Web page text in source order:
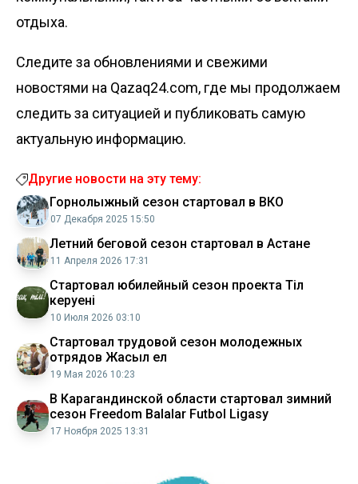
отдыха.
Следите за обновлениями и свежими
новостями на Qazaq24.com, где мы продолжаем
следить за ситуацией и публиковать самую
актуальную информацию.
Другие новости на эту тему:
Горнолыжный сезон стартовал в ВКО
07 Декабря 2025 15:50
Летний беговой сезон стартовал в Астане
11 Апреля 2026 17:31
Стартовал юбилейный сезон проекта Тіл
керуені
10 Июля 2026 03:10
Стартовал трудовой сезон молодежных
отрядов Жасыл ел
19 Мая 2026 10:23
В Карагандинской области стартовал зимний
сезон Freedom Balalar Futbol Ligasy
17 Ноября 2025 13:31